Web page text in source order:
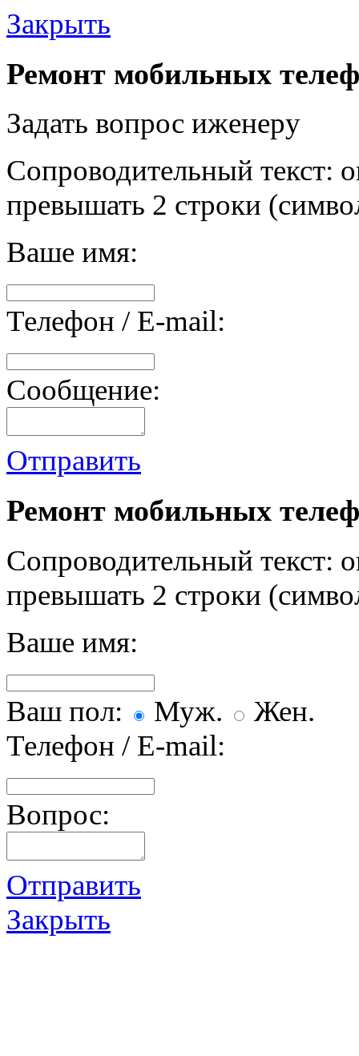
Закрыть
Ремонт мобильных
Задать вопрос иженеру
Сопроводительный текст:
превышать 2 строки
Ваше имя:
Телефон / E-mail:
Сообщение:
Отправить
Ремонт мобильных
Сопроводительный текст:
превышать 2 строки
Ваше имя:
Ваш пол: Муж.
Жен.
Телефон / E-mail:
Вопрос:
Отправить
Закрыть